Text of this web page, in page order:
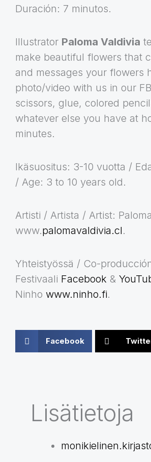
Duración: 7 minutos.
Illustrator Paloma Valdivia
make beautiful flowers that
and messages your flowers
photo/video with us in our
scissors, glue, colored
whatever else you have at
minutes.
Ikäsuositus: 3-10 vuotta /
/ Age: 3 to 10 years old.
Artisti / Artista / Artist:
www.palomavaldivia.cl.
Yhteistyössä / Co-
Festivaali Facebook &
Ninho www.ninho.fi.
Facebook
Lisätietoja